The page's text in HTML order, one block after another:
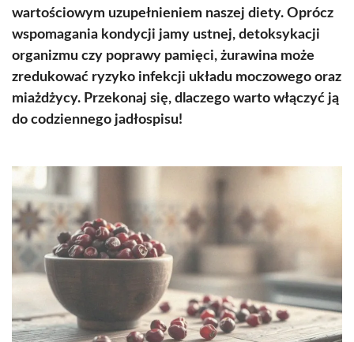
wartościowym uzupełnieniem naszej diety. Oprócz
wspomagania kondycji jamy ustnej, detoksykacji
organizmu czy poprawy pamięci, żurawina może
zredukować ryzyko infekcji układu moczowego oraz
miażdżycy. Przekonaj się, dlaczego warto włączyć ją
do codziennego jadłospisu!